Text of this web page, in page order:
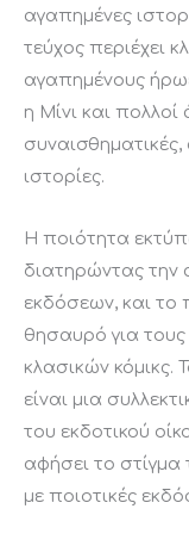
αγαπημένες
τεύχος περιέχει
αγαπημένους
η Μίνι και πολλοί
ιστορίες.
Η ποιότητα
διατηρώντας την
εκδόσεων, και το
θησαυρό για τους
κλασικών κόμικς.
είναι μια
του εκδοτικού
αφήσει το στίγμα
με ποιοτικές